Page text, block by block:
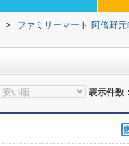
> ファミリーマート 阿倍野元
表示件数：